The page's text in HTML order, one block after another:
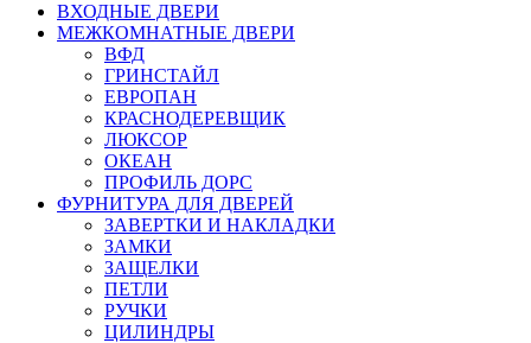
ВХОДНЫЕ ДВЕРИ
МЕЖКОМНАТНЫЕ ДВЕРИ
ВФД
ГРИНСТАЙЛ
ЕВРОПАН
КРАСНОДЕРЕВЩИК
ЛЮКСОР
ОКЕАН
ПРОФИЛЬ ДОРС
ФУРНИТУРА ДЛЯ ДВЕРЕЙ
ЗАВЕРТКИ И НАКЛАДКИ
ЗАМКИ
ЗАЩЕЛКИ
ПЕТЛИ
РУЧКИ
ЦИЛИНДРЫ